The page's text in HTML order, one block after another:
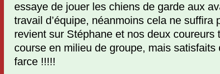
essaye de jouer les chiens de garde aux
travail d’équipe, néanmoins cela ne suffira
revient sur Stéphane et nos deux coureurs
course en milieu de groupe, mais satisfaits
farce !!!!!